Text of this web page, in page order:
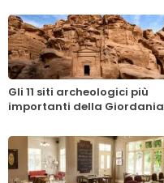
Gli 11 siti archeologici più
importanti della Giordania